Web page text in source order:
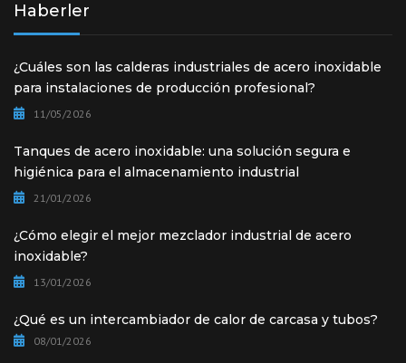
Haberler
¿Cuáles son las calderas industriales de acero inoxidable
para instalaciones de producción profesional?
11/05/2026
Tanques de acero inoxidable: una solución segura e
higiénica para el almacenamiento industrial
21/01/2026
¿Cómo elegir el mejor mezclador industrial de acero
inoxidable?
13/01/2026
¿Qué es un intercambiador de calor de carcasa y tubos?
08/01/2026